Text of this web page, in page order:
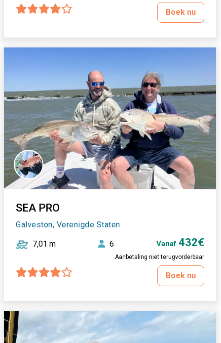
Boek nu
SEA PRO
Galveston, Verenigde Staten
7,01 m 6 Vanaf 432€
Aanbetaling niet terugvorderbaar
Boek nu